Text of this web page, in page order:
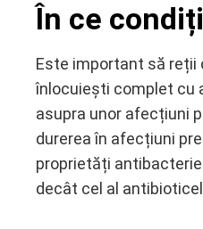
În ce
Este important să reții
înlocuiești complet cu
asupra unor afecțiuni
durerea în afecțiuni
proprietăți
decât cel al